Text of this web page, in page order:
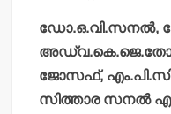
ഡോ.ഒ.വി.സനല്‍,
ജോസഫ്,
സിത്താര സനല്‍